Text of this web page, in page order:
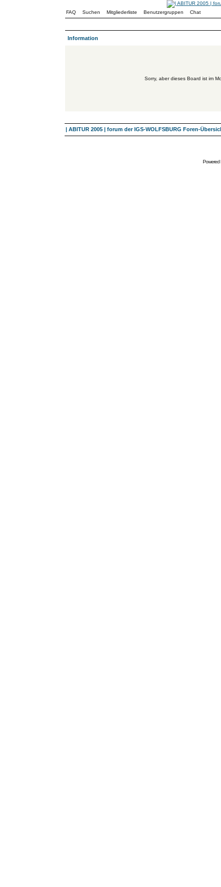
FAQ Suchen Mitgliederliste Benutzergruppen Chat
Information
Sorry, aber dieses Board ist im
| ABITUR 2005 | forum der IGS-WOLFSBURG Foren-
Powered